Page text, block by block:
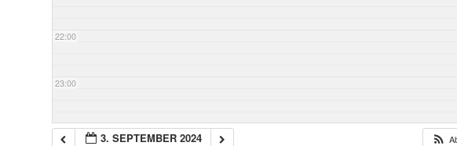
22:00
23:00
3. SEPTEMBER 2024